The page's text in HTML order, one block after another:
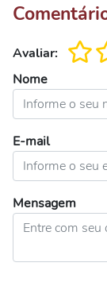
Avaliar:
Nome
E-mail
Mensagem